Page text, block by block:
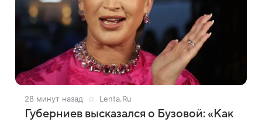
28 минут назад Lenta.Ru
Губерниев высказался о Бузовой: «Как